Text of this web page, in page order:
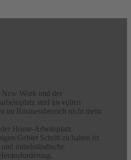
Work und der
sind im vollen
im Businessbereich nicht mehr
Home-Arbeitsplatz
Gebiet Schritt zu halten ist
mittelständische